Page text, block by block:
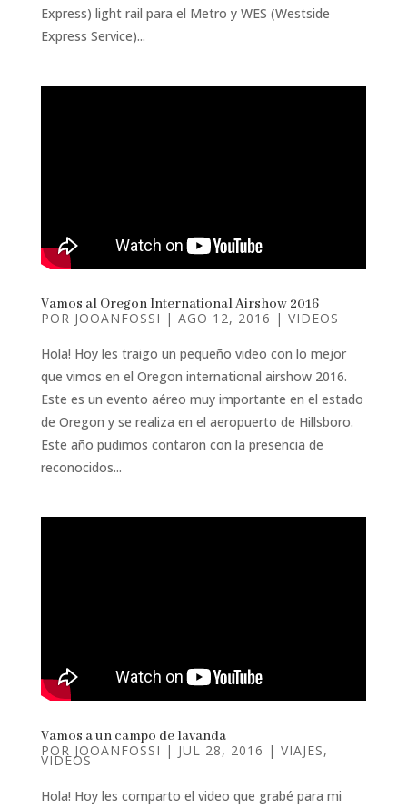
Express) light rail para el Metro y WES (Westside
Express Service)...
Vamos al Oregon International Airshow 2016
POR JOOANFOSSI | AGO 12, 2016 | VIDEOS
Hola! Hoy les traigo un pequeño video con lo mejor
que vimos en el Oregon international airshow 2016.
Este es un evento aéreo muy importante en el estado
de Oregon y se realiza en el aeropuerto de Hillsboro.
Este año pudimos contaron con la presencia de
reconocidos...
Vamos a un campo de lavanda
POR JOOANFOSSI | JUL 28, 2016 | VIAJES,
VIDEOS
Hola! Hoy les comparto el video que grabé para mi